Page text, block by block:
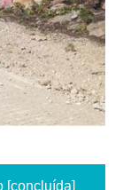
[concluída]